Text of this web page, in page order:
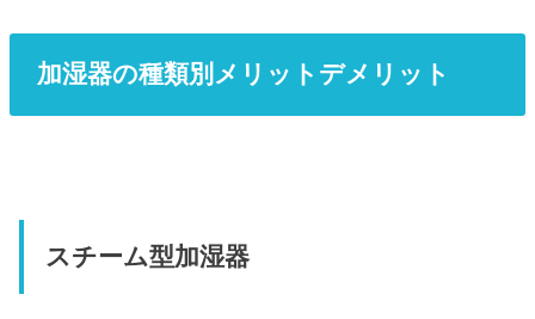
加湿器の種類別メリットデメリット
スチーム型加湿器